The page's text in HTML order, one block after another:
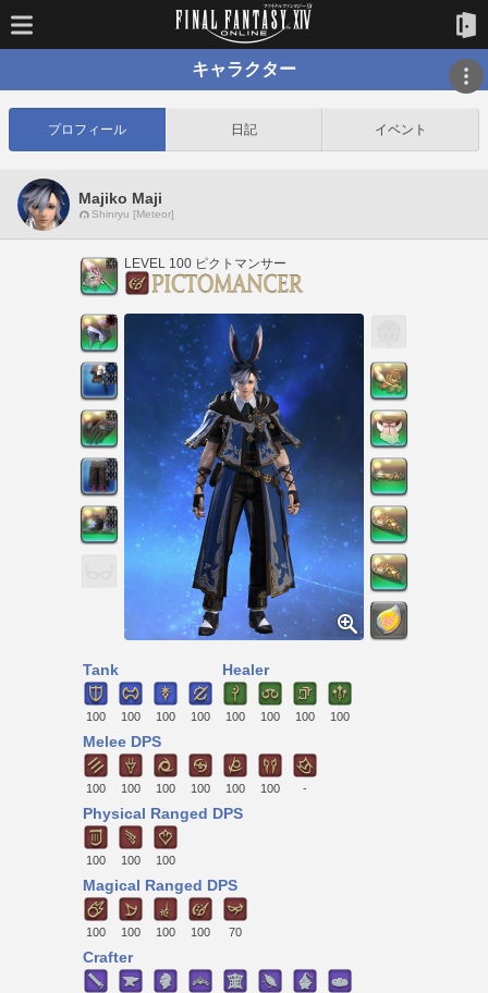
キャラクター
プロフィール 日記 イベント
Majiko Maji
Shinryu [Meteor]
LEVEL 100 ピクトマンサー
Tank
100 100 100 100
Healer
100 100 100 100
Melee DPS
100 100 100 100 100 100 -
Physical Ranged DPS
100 100 100
Magical Ranged DPS
100 100 100 100 70
Crafter